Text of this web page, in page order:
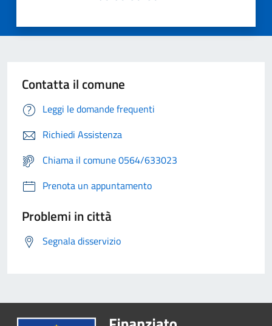
Contatta il comune
Leggi le domande frequenti
Richiedi Assistenza
Chiama il comune 0564/633023
Prenota un appuntamento
Problemi in città
Segnala disservizio